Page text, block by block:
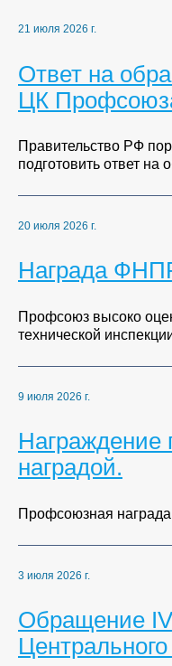
21 июля 2026 г.
Ответ на
ЦК
Правительство РФ
подготовить ответ
20 июля 2026 г.
Награда
Профсоюз высоко
технической
9 июля 2026 г.
Награждение
наградой.
Профсоюзная
3 июля 2026 г.
Обращение